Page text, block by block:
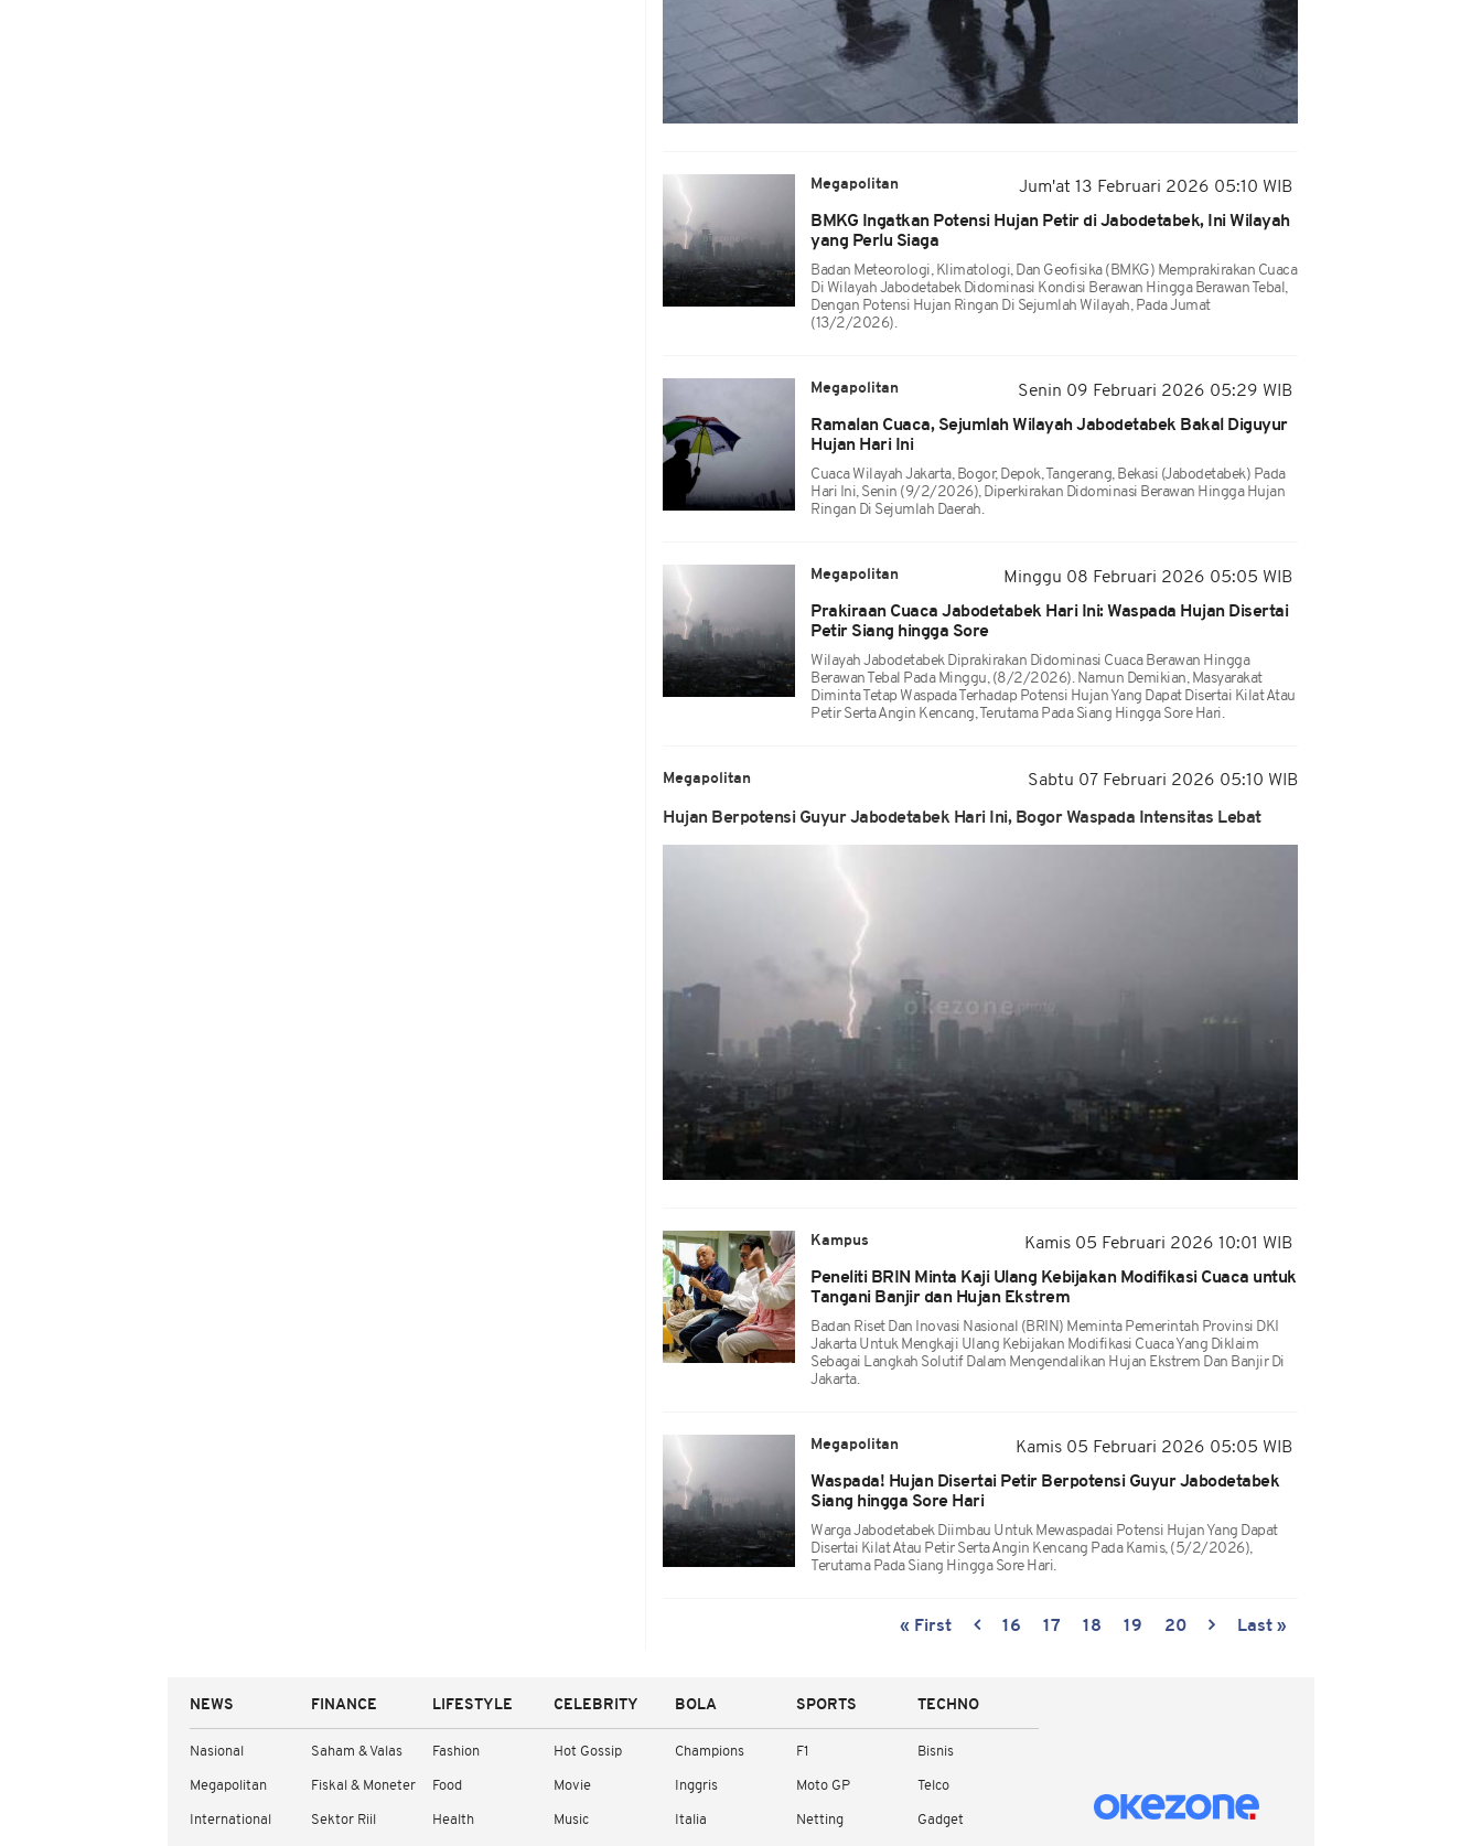
Megapolitan
Jum'at 13 Februari 2026 05:10 WIB
BMKG Ingatkan Potensi Hujan Petir di Jabodetabek, Ini Wilayah
yang Perlu Siaga
Badan Meteorologi, Klimatologi, Dan Geofisika (BMKG) Memprakirakan Cuaca
Di Wilayah Jabodetabek Didominasi Kondisi Berawan Hingga Berawan Tebal,
Dengan Potensi Hujan Ringan Di Sejumlah Wilayah, Pada Jumat
(13/2/2026).
Megapolitan
Senin 09 Februari 2026 05:29 WIB
Ramalan Cuaca, Sejumlah Wilayah Jabodetabek Bakal Diguyur
Hujan Hari Ini
Cuaca Wilayah Jakarta, Bogor, Depok, Tangerang, Bekasi (Jabodetabek) Pada
Hari Ini, Senin (9/2/2026), Diperkirakan Didominasi Berawan Hingga Hujan
Ringan Di Sejumlah Daerah.
Megapolitan
Minggu 08 Februari 2026 05:05 WIB
Prakiraan Cuaca Jabodetabek Hari Ini: Waspada Hujan Disertai
Petir Siang hingga Sore
Wilayah Jabodetabek Diprakirakan Didominasi Cuaca Berawan Hingga
Berawan Tebal Pada Minggu, (8/2/2026). Namun Demikian, Masyarakat
Diminta Tetap Waspada Terhadap Potensi Hujan Yang Dapat Disertai Kilat Atau
Petir Serta Angin Kencang, Terutama Pada Siang Hingga Sore Hari.
Megapolitan Sabtu 07 Februari 2026 05:10 WIB
Hujan Berpotensi Guyur Jabodetabek Hari Ini, Bogor Waspada Intensitas Lebat
Kampus
Kamis 05 Februari 2026 10:01 WIB
Peneliti BRIN Minta Kaji Ulang Kebijakan Modifikasi Cuaca untuk
Tangani Banjir dan Hujan Ekstrem
Badan Riset Dan Inovasi Nasional (BRIN) Meminta Pemerintah Provinsi DKI
Jakarta Untuk Mengkaji Ulang Kebijakan Modifikasi Cuaca Yang Diklaim
Sebagai Langkah Solutif Dalam Mengendalikan Hujan Ekstrem Dan Banjir Di
Jakarta.
Megapolitan
Kamis 05 Februari 2026 05:05 WIB
Waspada! Hujan Disertai Petir Berpotensi Guyur Jabodetabek
Siang hingga Sore Hari
Warga Jabodetabek Diimbau Untuk Mewaspadai Potensi Hujan Yang Dapat
Disertai Kilat Atau Petir Serta Angin Kencang Pada Kamis, (5/2/2026),
Terutama Pada Siang Hingga Sore Hari.
« First 16 17 18 19 20 Last »
NEWS
Nasional
Megapolitan
International
FINANCE
Saham & Valas
Fiskal & Moneter
Sektor Riil
LIFESTYLE
Fashion
Food
Health
CELEBRITY
Hot Gossip
Movie
Music
BOLA
Champions
Inggris
Italia
SPORTS
F1
Moto GP
Netting
TECHNO
Bisnis
Telco
Gadget